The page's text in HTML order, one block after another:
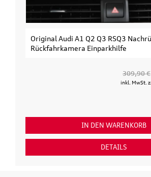
Original Audi A1 Q2 Q3 RSQ3
Rückfahrkamera Einparkhilfe
309,90 €
inkl. MwSt.
IN DEN WARENKORB
DETAILS